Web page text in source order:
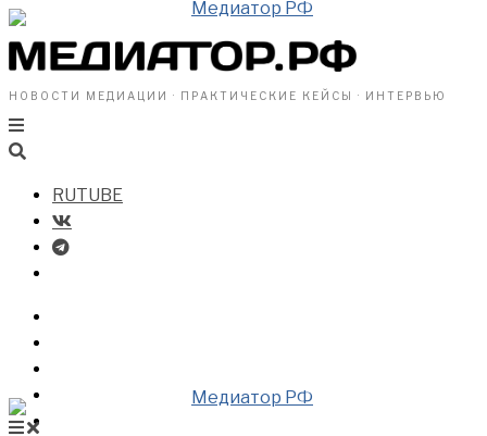
НОВОСТИ МЕДИАЦИИ · ПРАКТИЧЕСКИЕ КЕЙСЫ · ИНТЕРВЬЮ
RUTUBE